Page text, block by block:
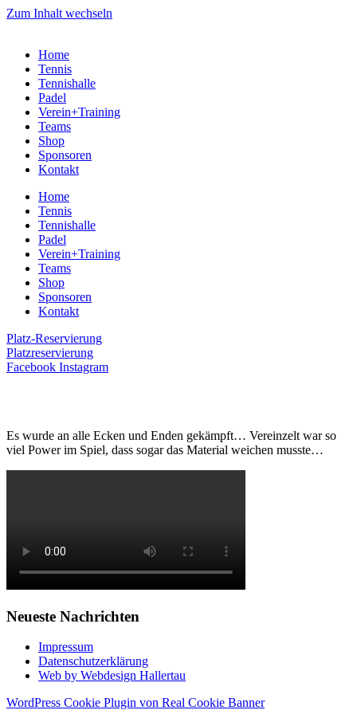
Zum Inhalt wechseln
Home
Tennis
Tennishalle
Padel
Verein+Training
Teams
Shop
Sponsoren
Kontakt
Home
Tennis
Tennishalle
Padel
Verein+Training
Teams
Shop
Sponsoren
Kontakt
Platz-Reservierung
Platzreservierung
Facebook Instagram
Es wurde an alle Ecken und Enden gekämpft… Vereinzelt war so
viel Power im Spiel, dass sogar das Material weichen musste…
Neueste Nachrichten
Impressum
Datenschutzerklärung
Web by Webdesign Hallertau
WordPress Cookie Plugin von Real Cookie Banner